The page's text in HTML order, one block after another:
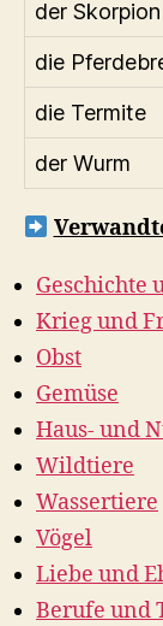
der Skorpion
die
die Termite
der Wurm
Geschichte
Krieg und
Obst
Gemüse
Haus- und
Wildtiere
Wassertiere
Vögel
Liebe und
Berufe und